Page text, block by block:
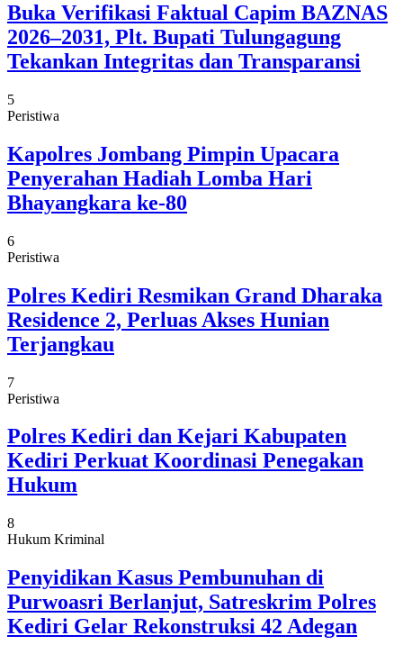
Buka Verifikasi Faktual Capim BAZNAS
2026–2031, Plt. Bupati Tulungagung
Tekankan Integritas dan Transparansi
5
Peristiwa
Kapolres Jombang Pimpin Upacara
Penyerahan Hadiah Lomba Hari
Bhayangkara ke-80
6
Peristiwa
Polres Kediri Resmikan Grand Dharaka
Residence 2, Perluas Akses Hunian
Terjangkau
7
Peristiwa
Polres Kediri dan Kejari Kabupaten
Kediri Perkuat Koordinasi Penegakan
Hukum
8
Hukum Kriminal
Penyidikan Kasus Pembunuhan di
Purwoasri Berlanjut, Satreskrim Polres
Kediri Gelar Rekonstruksi 42 Adegan